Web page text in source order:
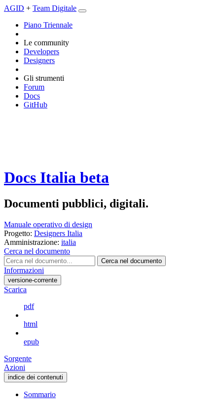
AGID + Team Digitale
Piano Triennale
Le community
Developers
Designers
Gli strumenti
Forum
Docs
GitHub
Docs Italia beta
Documenti pubblici, digitali.
Manuale operativo di design
Progetto: Designers Italia
Amministrazione: italia
Cerca nel documento
Cerca nel documento
Informazioni
versione-corrente
Scarica
pdf
html
epub
Sorgente
Azioni
indice dei contenuti
Sommario